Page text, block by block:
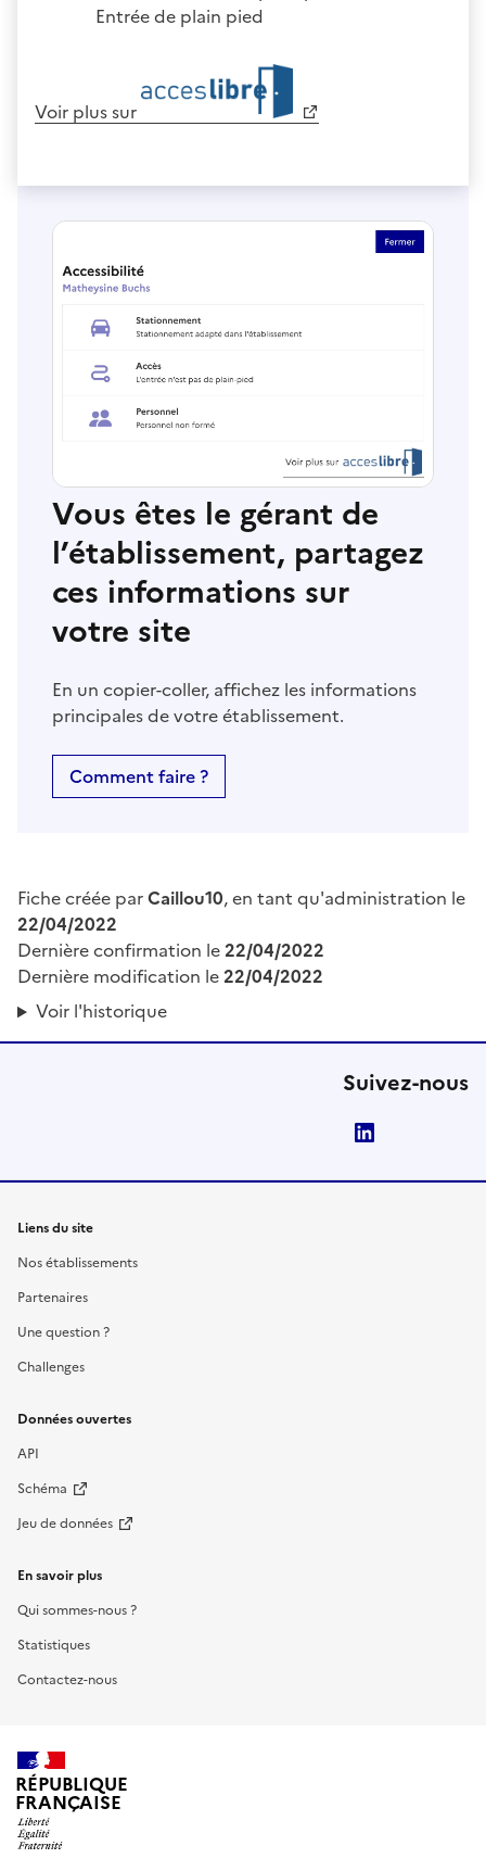
Entrée de plain pied
Voir plus sur
Vous êtes le gérant de
l’établissement, partagez
ces informations sur
votre site
En un copier-coller, affichez les informations
principales de votre établissement.
Comment faire ?
Fiche créée parCaillou10, en tant qu'administration le
22/04/2022
Dernière confirmation le22/04/2022
Dernière modification le22/04/2022
Voir l'historique
Suivez-nous
Liens du site
Nos établissements
Partenaires
Une question ?
Challenges
Données ouvertes
API
Schéma
Jeu de données
En savoir plus
Qui sommes-nous ?
Statistiques
Contactez-nous
RÉPUBLIQUE
FRANÇAISE